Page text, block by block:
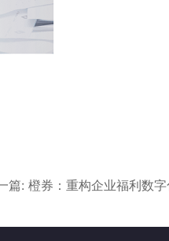
篇: 橙券：重构企业福利数